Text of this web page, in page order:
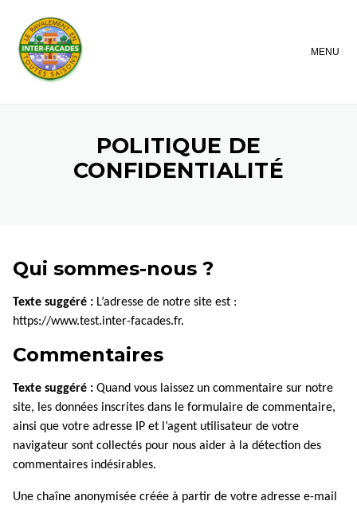
MENU
POLITIQUE DE
CONFIDENTIALITÉ
Qui sommes-nous ?
Texte suggéré : L’adresse de notre site est :
https://www.test.inter-facades.fr.
Commentaires
Texte suggéré : Quand vous laissez un commentaire sur notre
site, les données inscrites dans le formulaire de commentaire,
ainsi que votre adresse IP et l’agent utilisateur de votre
navigateur sont collectés pour nous aider à la détection des
commentaires indésirables.
Une chaîne anonymisée créée à partir de votre adresse e-mail